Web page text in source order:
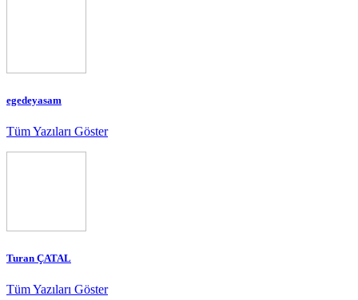
egedeyasam
Tüm Yazıları Göster
Turan ÇATAL
Tüm Yazıları Göster